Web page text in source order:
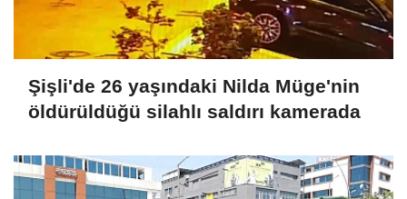
Şişli'de 26 yaşındaki Nilda Müge'nin
öldürüldüğü silahlı saldırı kamerada